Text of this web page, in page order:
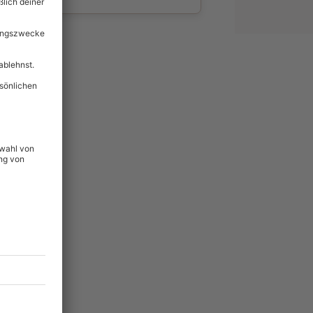
für alle Erlebnisse
& verlängerbar.
°P